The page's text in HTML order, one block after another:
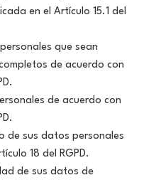
en el Artículo 15.1 del
que sean
de acuerdo con
de acuerdo con
de sus datos personales
18 del RGPD.
de sus datos de